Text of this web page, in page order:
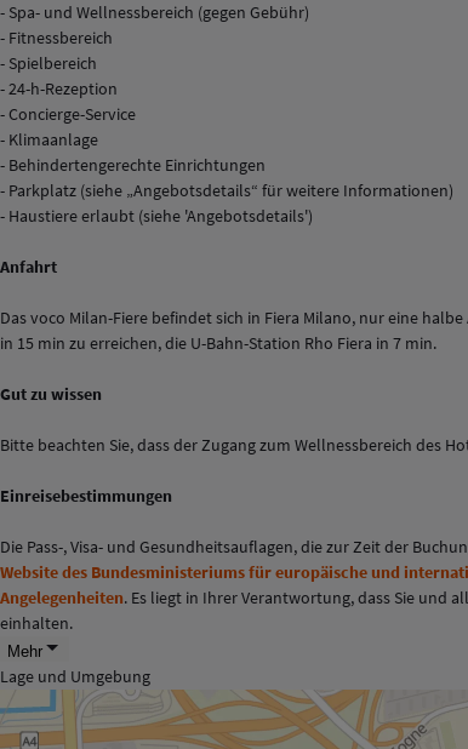
- Spa- und Wellnessbereich (gegen Gebühr)
- Fitnessbereich
- Spielbereich
- 24-h-Rezeption
- Concierge-Service
- Klimaanlage
- Behindertengerechte Einrichtungen
- Parkplatz (siehe „Angebotsdetails“ für weitere Informationen)
- Haustiere erlaubt (siehe 'Angebotsdetails')
Anfahrt
Das voco Milan-Fiere befindet sich in Fiera Milano, nur eine
in 15 min zu erreichen, die U-Bahn-Station Rho Fiera in 7 min.
Gut zu wissen
Bitte beachten Sie, dass der Zugang zum Wellnessbereich des
Einreisebestimmungen
Die Pass-, Visa- und Gesundheitsauflagen, die zur Zeit der
Website des Bundesministeriums für europäische und
Angelegenheiten. Es liegt in Ihrer Verantwortung, dass Sie und
einhalten.
Mehr
Lage und Umgebung